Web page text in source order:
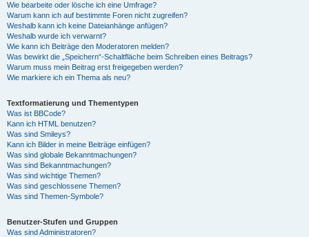
Wie bearbeite oder lösche ich eine Umfrage?
Warum kann ich auf bestimmte Foren nicht zugreifen?
Weshalb kann ich keine Dateianhänge anfügen?
Weshalb wurde ich verwarnt?
Wie kann ich Beiträge den Moderatoren melden?
Was bewirkt die „Speichern“-Schaltfläche beim Schreiben eines Beitrags?
Warum muss mein Beitrag erst freigegeben werden?
Wie markiere ich ein Thema als neu?
Textformatierung und Thementypen
Was ist BBCode?
Kann ich HTML benutzen?
Was sind Smileys?
Kann ich Bilder in meine Beiträge einfügen?
Was sind globale Bekanntmachungen?
Was sind Bekanntmachungen?
Was sind wichtige Themen?
Was sind geschlossene Themen?
Was sind Themen-Symbole?
Benutzer-Stufen und Gruppen
Was sind Administratoren?